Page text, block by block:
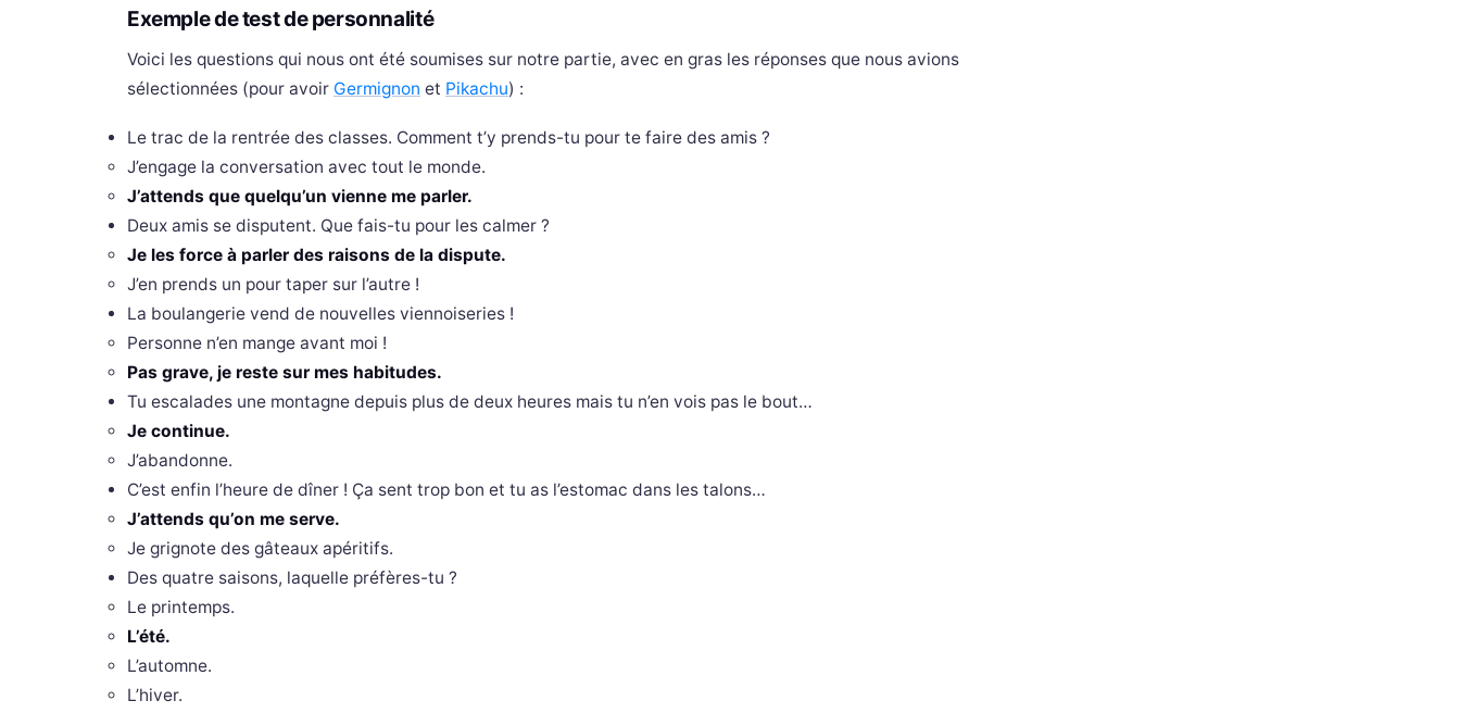
Exemple de test de personnalité
Voici les questions qui nous ont été soumises sur notre partie, avec en gras les réponses que nous avions
sélectionnées (pour avoir Germignon et Pikachu) :
Le trac de la rentrée des classes. Comment t’y prends-tu pour te faire des amis ?
J’engage la conversation avec tout le monde.
J’attends que quelqu’un vienne me parler.
Deux amis se disputent. Que fais-tu pour les calmer ?
Je les force à parler des raisons de la dispute.
J’en prends un pour taper sur l’autre !
La boulangerie vend de nouvelles viennoiseries !
Personne n’en mange avant moi !
Pas grave, je reste sur mes habitudes.
Tu escalades une montagne depuis plus de deux heures mais tu n’en vois pas le bout…
Je continue.
J’abandonne.
C’est enfin l’heure de dîner ! Ça sent trop bon et tu as l’estomac dans les talons…
J’attends qu’on me serve.
Je grignote des gâteaux apéritifs.
Des quatre saisons, laquelle préfères-tu ?
Le printemps.
L’été.
L’automne.
L’hiver.